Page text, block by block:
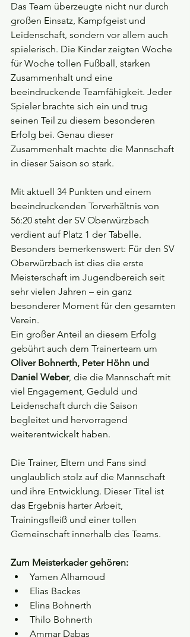
Das Team überzeugte nicht nur durch
großen Einsatz, Kampfgeist und
Leidenschaft, sondern vor allem auch
spielerisch. Die Kinder zeigten Woche
für Woche tollen Fußball, starken
Zusammenhalt und eine
beeindruckende Teamfähigkeit. Jeder
Spieler brachte sich ein und trug
seinen Teil zu diesem besonderen
Erfolg bei. Genau dieser
Zusammenhalt machte die Mannschaft
in dieser Saison so stark.
Mit aktuell 34 Punkten und einem
beeindruckenden Torverhältnis von
56:20 steht der SV Oberwürzbach
verdient auf Platz 1 der Tabelle.
Besonders bemerkenswert: Für den SV
Oberwürzbach ist dies die erste
Meisterschaft im Jugendbereich seit
sehr vielen Jahren – ein ganz
besonderer Moment für den gesamten
Verein.
Ein großer Anteil an diesem Erfolg
gebührt auch dem Trainerteam um
Oliver Bohnerth, Peter Höhn und
Daniel Weber, die die Mannschaft mit
viel Engagement, Geduld und
Leidenschaft durch die Saison
begleitet und hervorragend
weiterentwickelt haben.
Die Trainer, Eltern und Fans sind
unglaublich stolz auf die Mannschaft
und ihre Entwicklung. Dieser Titel ist
das Ergebnis harter Arbeit,
Trainingsfleiß und einer tollen
Gemeinschaft innerhalb des Teams.
Zum Meisterkader gehören:
Yamen Alhamoud
Elias Backes
Elina Bohnerth
Thilo Bohnerth
Ammar Dabas